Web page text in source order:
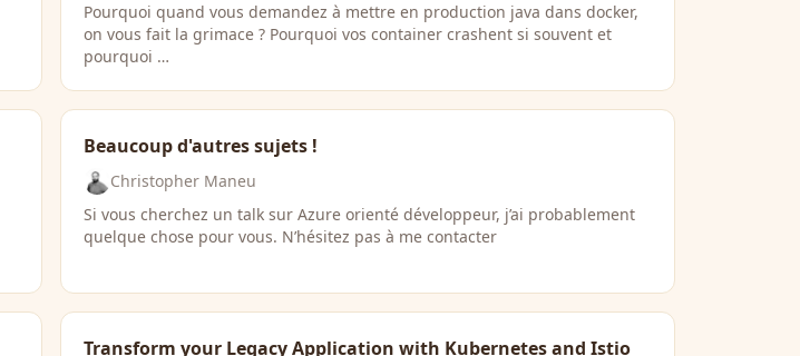
Pourquoi quand vous demandez à mettre en production java dans docker,
on vous fait la grimace ? Pourquoi vos container crashent si souvent et
pourquoi …
Beaucoup d'autres sujets !
Christopher Maneu
Si vous cherchez un talk sur Azure orienté développeur, j’ai probablement
quelque chose pour vous. N’hésitez pas à me contacter
Transform your Legacy Application with Kubernetes and Istio